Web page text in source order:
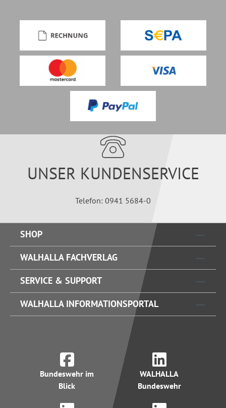
UNSER KUNDENSERVICE
Telefon: 0941 5684-0
SHOP
WALHALLA FACHVERLAG
SERVICE & SUPPORT
WALHALLA INFORMATIONSPORTAL
Bundeswehr im
Blick
WALHALLA
Bundeswehr